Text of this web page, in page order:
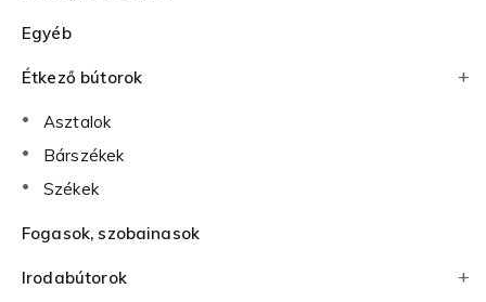
Egyéb
Étkező bútorok
Asztalok
Bárszékek
Székek
Fogasok, szobainasok
Irodabútorok